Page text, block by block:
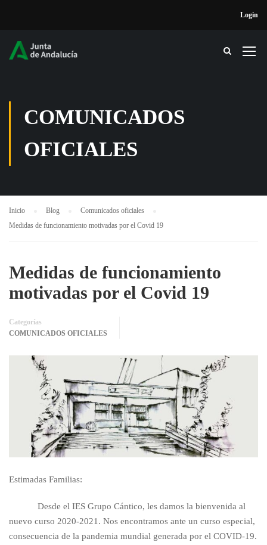
Login
COMUNICADOS
OFICIALES
Inicio Blog
Comunicados oficiales
Medidas de funcionamiento motivadas por el Covid 19
Medidas de funcionamiento
motivadas por el Covid 19
Categorías
COMUNICADOS OFICIALES
Estimadas Familias:
Desde el IES Grupo Cántico, les damos la bienvenida al
nuevo curso 2020-2021. Nos encontramos ante un curso especial,
consecuencia de la pandemia mundial generada por el COVID-19.